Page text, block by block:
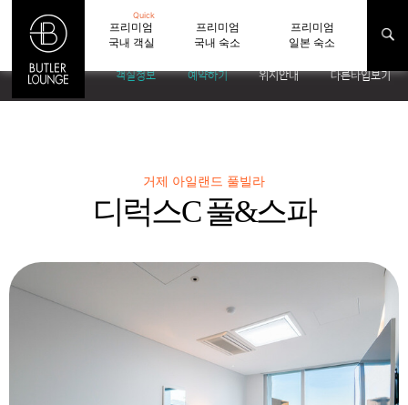
프리미엄
국내 객실
Quick
프리미엄
국내 숙소
프리미엄
일본 숙소
객실정보 예약하기 위치안내 다른타입보기
거제 아일랜드 풀빌라
디럭스C 풀&스파